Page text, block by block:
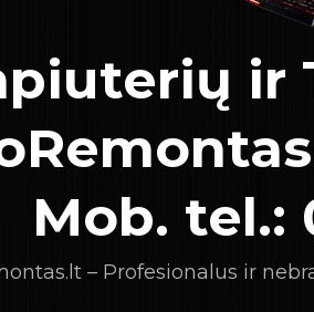
ir
Mob. tel.:
– Profesionalus ir